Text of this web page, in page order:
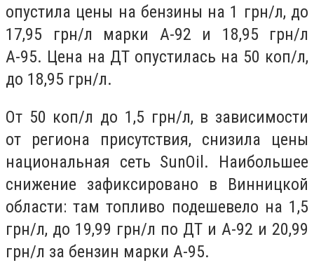
опустила цены на бензины на 1 грн/л, до
17,95 грн/л марки А-92 и 18,95 грн/л
А-95. Цена на ДТ опустилась на 50 коп/л,
до 18,95 грн/л.
От 50 коп/л до 1,5 грн/л, в зависимости
от региона присутствия, снизила цены
национальная сеть SunOil. Наибольшее
снижение зафиксировано в Винницкой
области: там топливо подешевело на 1,5
грн/л, до 19,99 грн/л по ДТ и А-92 и 20,99
грн/л за бензин марки А-95.